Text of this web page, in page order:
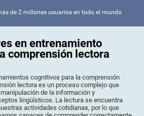
de 2 millones usuarios en todo el mundo
en entrenamiento
comprensión lectora
cognitivos para la comprensión
lectora es un proceso complejo que
de la información y
lingüísticos. La lectura se encuentra
actividades cotidianas, por lo que